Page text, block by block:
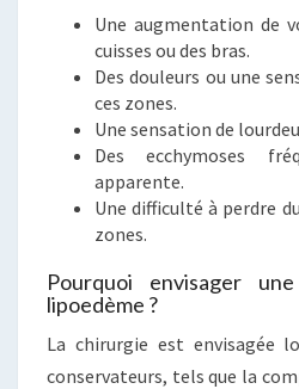
Une augmentation de
cuisses ou des bras.
Des douleurs ou une
ces zones.
Une sensation de
Des ecchymoses
apparente.
Une difficulté à perdre
zones.
Pourquoi envisager
lipoedème ?
La chirurgie est envisagée
conservateurs, tels que la